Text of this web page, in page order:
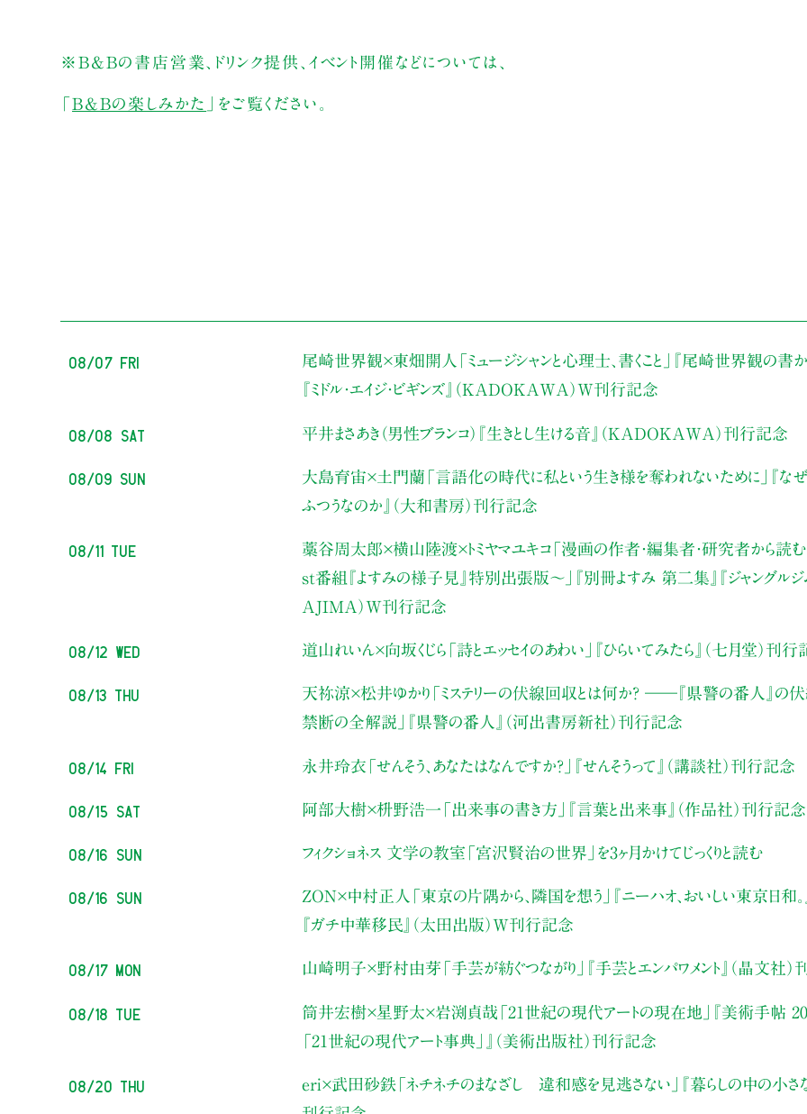
※B&Bの書店営業、ドリンク提供、イベント開催などについては、
B&Bの楽しみかた 」をご覧ください。
08/07 Fri 尾崎世界観×東畑開人 「ミュージシャンと心理士、書くこと」
『尾崎世界観の書か
『ミドル・エイジ・ビギンズ』（KADOKAWA）W刊行記念
08/08 Sat 平井まさあき（男性ブランコ） 『生きとし生ける音』（KADOKAWA）刊行記念
08/09 Sun 大島育宙×土門蘭 「言語化の時代に私という生き様を奪われないために」
『な
ふつうなのか』（大和書房）刊行記念
08/11 Tue 藁谷周太郎×横山陸渡×トミヤマユキコ「漫画の作者・編集者・研究者から読む
st番組『よすみの様子見』特別出張版〜」
『別冊よすみ 第二集』『ジャングル
AJIMA）W刊行記念
08/12 Wed 道山れいん×向坂くじら 「詩とエッセイのあわい」 『ひらいてみたら』（七月堂）刊行
08/13 Thu 天祢涼×松井ゆかり 「ミステリーの伏線回収とは何か？ ――『県警の番人』の
禁断の全解説」
『県警の番人』（河出書房新社）刊行記念
08/14 Fri 永井玲衣 「せんそう、あなたはなんですか？」 『せんそうって』（講談社）刊行記念
08/15 Sat 阿部大樹×枡野浩一 「出来事の書き方」 『言葉と出来事』（作品社）刊行記念
08/16 Sun フィクショネス 文学の教室 「宮沢賢治の世界」を3ヶ月かけてじっくりと読む
08/16 Sun ZON×中村正人 「東京の片隅から、隣国を想う」
『ニーハオ、おいしい東京日和。
『ガチ中華移民』（太田出版）W刊行記念
08/17 Mon 山崎明子×野村由芽 「手芸が紡ぐつながり」 『手芸とエンパワメント』（晶文社
08/18 Tue 筒井宏樹×星野太×岩渕貞哉 「21世紀の現代アートの現在地」 『美術手帖
「21世紀の現代アート事典」』（美術出版社）刊行記念
08/20 Thu eri×武田砂鉄「ネチネチのまなざし 違和感を見逃さない」
『暮らしの中の小さ